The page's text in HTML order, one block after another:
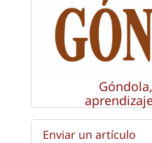
Enviar un artículo